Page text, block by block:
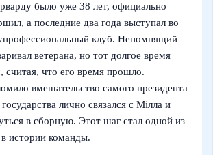
было уже 38 лет, официально
а последние два года выступал во
клуб. Непомнящий
ветерана, но тот долгое время
считая, что его время прошло.
вмешательство самого президента
лично связался с Мілла и
в сборную. Этот шаг стал одной из
истории команды.